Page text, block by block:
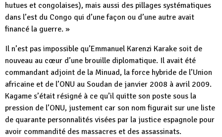
hutues et congolaises), mais aussi des pillages systématiques
dans l’est du Congo qui d’une façon ou d’une autre avait
financé la guerre. »
Il n’est pas impossible qu’Emmanuel Karenzi Karake soit de
nouveau au cœur d’une brouille diplomatique. Il avait été
commandant adjoint de la Minuad, la force hybride de l’Union
africaine et de l’ONU au Soudan de janvier 2008 à avril 2009.
Kagame s’était résigné à ce qu’il quitte son poste sous la
pression de l’ONU, justement car son nom figurait sur une liste
de quarante personnalités visées par la justice espagnole pour
avoir commandité des massacres et des assassinats.